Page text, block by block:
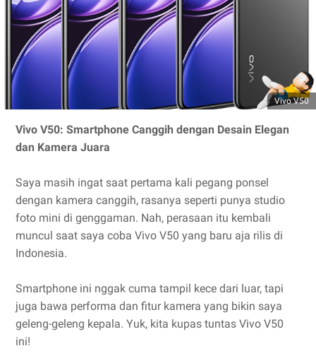
Vivo V50
Vivo V50: Smartphone Canggih dengan Desain Elegan
dan Kamera Juara
Saya masih ingat saat pertama kali pegang ponsel
dengan kamera canggih, rasanya seperti punya studio
foto mini di genggaman. Nah, perasaan itu kembali
muncul saat saya coba Vivo V50 yang baru aja rilis di
Indonesia.
Smartphone ini nggak cuma tampil kece dari luar, tapi
juga bawa performa dan fitur kamera yang bikin saya
geleng-geleng kepala. Yuk, kita kupas tuntas Vivo V50
ini!